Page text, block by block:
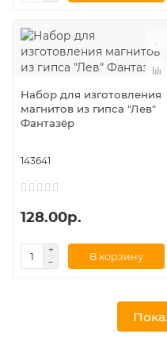
Набор для изготовления
магнитов из гипса "Лев"
Фантазёр
143641
128.00р.
В корзину